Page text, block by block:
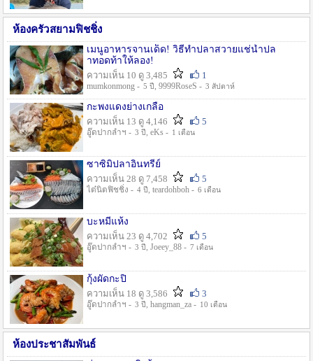
ห้องครัวสยามฟิชชิ่ง
เมนูอาหารจานเด็ด! วิธีทำปลาสวายแช่น้ำปล
าทอดท้าให้ลอง!
ความเห็น 10 ดู 3,485
1
mumkonmong - 5 ปี , 9999RoseS - 3 สัปดาห์
กะพงแดงย่างเกลือ
ความเห็น 13 ดู 4,146
5
อู๊ดปากลำฯ - 3 ปี , eKs - 1 เดือน
ซาซิมิปลาอินทรีย์
ความเห็น 28 ดู 7,458
5
ไต๋นิตฟิชชิ่ง - 4 ปี , teardohboh - 6 เดือน
บะหมี่แห้ง
ความเห็น 23 ดู 4,702
5
อู๊ดปากลำฯ - 3 ปี , Joeey_88 - 7 เดือน
กุ้งผัดกะปิ
ความเห็น 18 ดู 3,586
3
อู๊ดปากลำฯ - 3 ปี , hangman_za - 10 เดือน
ห้องประชาสัมพันธ์